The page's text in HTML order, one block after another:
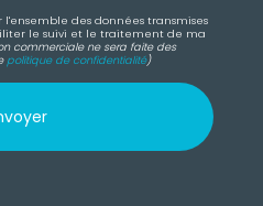
l'ensemble des données transmises
le suivi et le traitement de ma
commerciale ne sera faite des
politique de confidentialité)